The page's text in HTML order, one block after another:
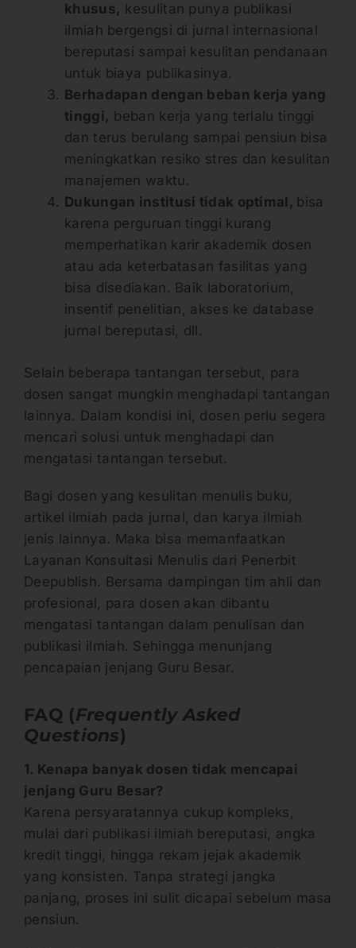
khusus, kesulitan punya publikasi
ilmiah bergengsi di jurnal internasional
bereputasi sampai kesulitan pendanaan
untuk biaya publikasinya.
Berhadapan dengan beban kerja yang
tinggi, beban kerja yang terlalu tinggi
dan terus berulang sampai pensiun bisa
meningkatkan resiko stres dan kesulitan
manajemen waktu.
Dukungan institusi tidak optimal, bisa
karena perguruan tinggi kurang
memperhatikan karir akademik dosen
atau ada keterbatasan fasilitas yang
bisa disediakan. Baik laboratorium,
insentif penelitian, akses ke database
jurnal bereputasi, dll.
Selain beberapa tantangan tersebut, para
dosen sangat mungkin menghadapi tantangan
lainnya. Dalam kondisi ini, dosen perlu segera
mencari solusi untuk menghadapi dan
mengatasi tantangan tersebut.
Bagi dosen yang kesulitan menulis buku,
artikel ilmiah pada jurnal, dan karya ilmiah
jenis lainnya. Maka bisa memanfaatkan
Layanan Konsultasi Menulis dari Penerbit
Deepublish. Bersama dampingan tim ahli dan
profesional, para dosen akan dibantu
mengatasi tantangan dalam penulisan dan
publikasi ilmiah. Sehingga menunjang
pencapaian jenjang Guru Besar.
FAQ (Frequently Asked
Questions)
1. Kenapa banyak dosen tidak mencapai
jenjang Guru Besar?
Karena persyaratannya cukup kompleks,
mulai dari publikasi ilmiah bereputasi, angka
kredit tinggi, hingga rekam jejak akademik
yang konsisten. Tanpa strategi jangka
panjang, proses ini sulit dicapai sebelum masa
pensiun.